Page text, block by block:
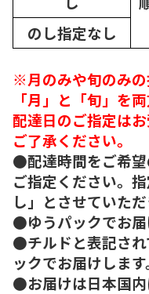
のし指定なし
※月のみや旬のみ
「月」と「旬」を
配達日のご指定はお
ご了承ください。
●配達時間をご希
ご指定ください。
し」とさせていただ
●ゆうパックでお届
●チルドと表記さ
ックでお届けします
●お届けは日本国内